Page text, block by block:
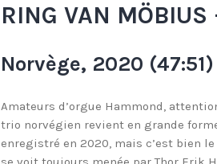
RING VAN MÖBIUS
Norvège, 2020 (47:51)
Amateurs d’orgue Hammond,
trio norvégien revient en grande
enregistré en 2020, mais c’est bien